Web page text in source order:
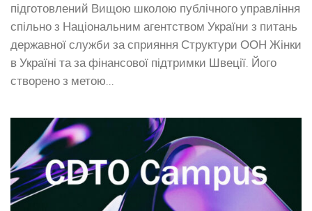
підготовлений Вищою школою публічного управління
спільно з Національним агентством України з питань
державної служби за сприяння Структури ООН Жінки
в Україні та за фінансової підтримки Швеції. Його
створено з метою...